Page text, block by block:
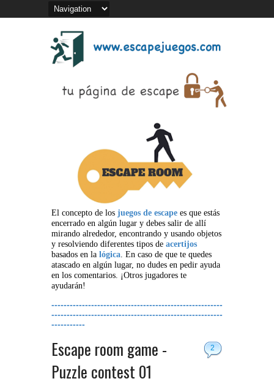
El concepto de los juegos de escape es que estás
encerrado en algún lugar y debes salir de allí
mirando alrededor, encontrando y usando objetos
y resolviendo diferentes tipos de acertijos
basados en la lógica. En caso de que te quedes
atascado en algún lugar, no dudes en pedir ayuda
en los comentarios. ¡Otros jugadores te
ayudarán!
--------------------------------------------------------
--------------------------------------------------------
-----------
2
Escape room game -
Puzzle contest 01